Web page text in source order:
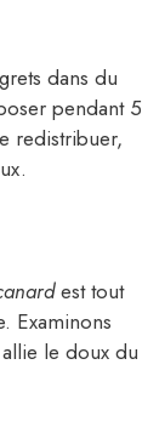
dans du
pendant 5
redistribuer,
est tout
Examinons
le doux du